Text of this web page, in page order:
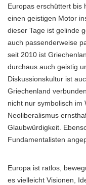
Europas erschüttert bis
einen geistigen Motor
dieser Tage ist gelinde
auch passenderweise
seit 2010 ist
durchaus auch geistig
Diskussionskultur ist
Griechenland
nicht nur symbolisch im
Neoliberalismus
Glaubwürdigkeit.
Fundamentalisten
Europa ist ratlos,
es vielleicht Visionen,